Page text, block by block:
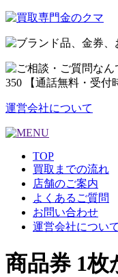
運営会社について
TOP
買取までの流れ
店舗のご案内
よくあるご質問
お問い合わせ
運営会社について
商品券 1枚